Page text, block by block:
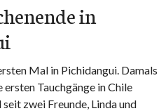
in
Mal in Pichidangui. Damals
ersten Tauchgänge in Chile
zwei Freunde, Linda und